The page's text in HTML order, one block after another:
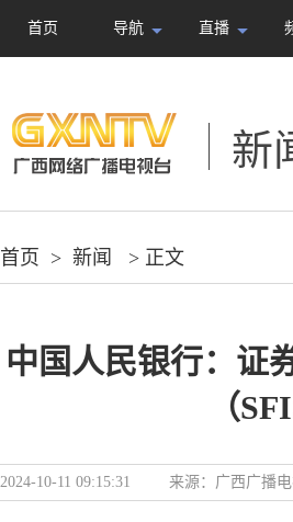
首页 导航 直播
新
首页 > 新闻 > 正文
中国人民银行：证
（
2024-10-11 09:15:31 来源： 广西广播